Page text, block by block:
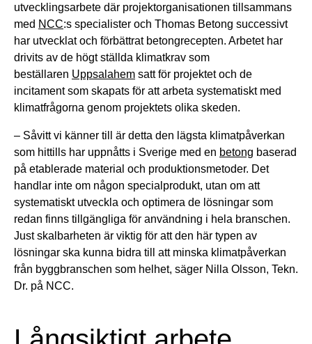
utvecklingsarbete där projektorganisationen tillsammans
med NCC:s specialister och Thomas Betong successivt
har utvecklat och förbättrat betongrecepten. Arbetet har
drivits av de högt ställda klimatkrav som
beställaren Uppsalahem satt för projektet och de
incitament som skapats för att arbeta systematiskt med
klimatfrågorna genom projektets olika skeden.
– Såvitt vi känner till är detta den lägsta klimatpåverkan
som hittills har uppnåtts i Sverige med en betong baserad
på etablerade material och produktionsmetoder. Det
handlar inte om någon specialprodukt, utan om att
systematiskt utveckla och optimera de lösningar som
redan finns tillgängliga för användning i hela branschen.
Just skalbarheten är viktig för att den här typen av
lösningar ska kunna bidra till att minska klimatpåverkan
från byggbranschen som helhet, säger Nilla Olsson, Tekn.
Dr. på NCC.